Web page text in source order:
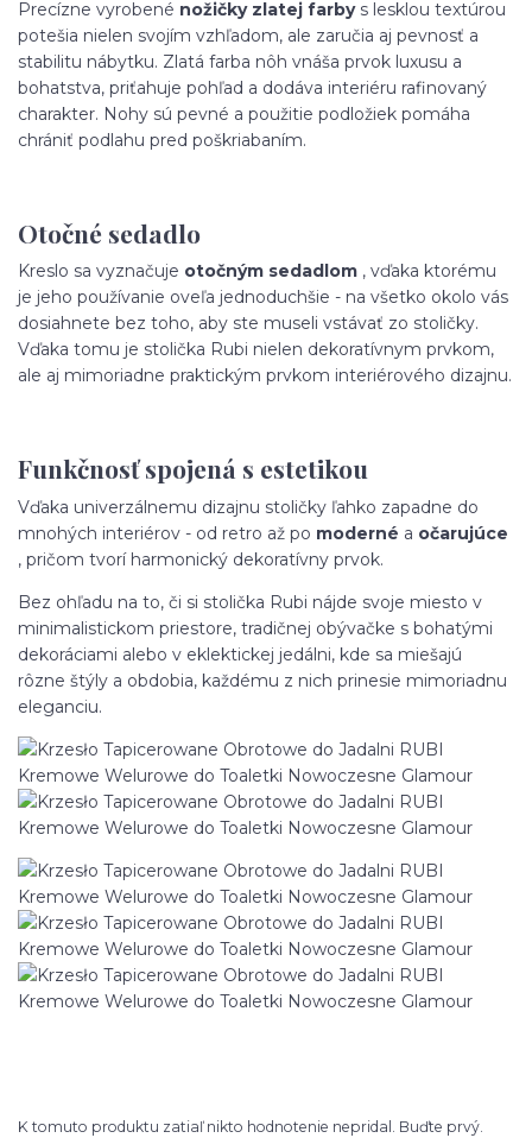
Precízne vyrobené nožičky zlatej farby s lesklou textúrou
potešia nielen svojím vzhľadom, ale zaručia aj pevnosť a
stabilitu nábytku. Zlatá farba nôh vnáša prvok luxusu a
bohatstva, priťahuje pohľad a dodáva interiéru rafinovaný
charakter. Nohy sú pevné a použitie podložiek pomáha
chrániť podlahu pred poškriabaním.
Otočné sedadlo
Kreslo sa vyznačuje otočným sedadlom , vďaka ktorému
je jeho používanie oveľa jednoduchšie - na všetko okolo vás
dosiahnete bez toho, aby ste museli vstávať zo stoličky.
Vďaka tomu je stolička Rubi nielen dekoratívnym prvkom,
ale aj mimoriadne praktickým prvkom interiérového dizajnu.
Funkčnosť spojená s estetikou
Vďaka univerzálnemu dizajnu stoličky ľahko zapadne do
mnohých interiérov - od retro až po moderné a očarujúce
, pričom tvorí harmonický dekoratívny prvok.
Bez ohľadu na to, či si stolička Rubi nájde svoje miesto v
minimalistickom priestore, tradičnej obývačke s bohatými
dekoráciami alebo v eklektickej jedálni, kde sa miešajú
rôzne štýly a obdobia, každému z nich prinesie mimoriadnu
eleganciu.
K tomuto produktu zatiaľ nikto hodnotenie nepridal. Buďte prvý.